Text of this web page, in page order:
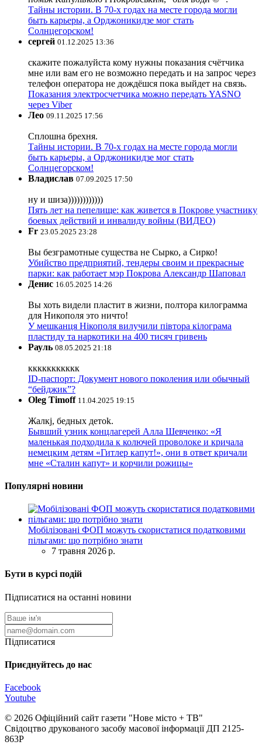
Тайны истории. В 70-х годах на месте города могли
быть карьеры, а Орджоникидзе мог стать
Солнцегорском!
сергей 01.12.2025 13:36
скажите пожалуйста кому нужны показания счётчика
мне или вам его не возможно передать и на запрос через
телефон оператора не дождёшся пока выйдет на связь.
Показания электросчетчика можно передать YASNO
через Viber
Лео 09.11.2025 17:56
Сплошна брехня.
Тайны истории. В 70-х годах на месте города могли
быть карьеры, а Орджоникидзе мог стать
Солнцегорском!
Владислав 07.09.2025 17:50
ну и шиза))))))))))))
Пять лет на пепелище: как живется в Покрове участнику
боевых действий и инвалиду войны (ВИДЕО)
Fr 23.05.2025 23:28
Вы безграмотные существа не Сырко, а Сирко!
Убийство предприятий, тендеры своим и прекрасные
парки: как работает мэр Покрова Александр Шаповал
Денис 16.05.2025 14:26
Вы хоть видели пластит в жизни, полтора килограмма
для Никополя это ничто!
У мешканця Нікополя вилучили півтора кілограма
пластиду та наркотики на 400 тисяч гривень
Рауль 08.05.2025 21:18
ккккккккккк
ID-паспорт: Документ нового поколения или обычный
“бейджик”?
Oleg Timoff 11.04.2025 19:15
Жалкj, бедных детok.
Бывший узник концлагерей Алла Шевченко: «Я
маленькая подходила к колючей проволоке и кричала
немецким детям «Гитлер капут!», они в ответ кричали
мне «Сталин капут» и корчили рожицы»
Популярні новини
Мобілізовані ФОП можуть скористатися податковими
пільгами: що потрібно знати
7 травня 2026 р.
Бути в курсі подій
Підписатися на останні новини
Підписатися
Приєднуйтесь до нас
Facebook
Youtube
© 2026 Офіційний сайт газети "Нове мiсто + ТВ"
Свідоцтво друкованого засобу масової інформації ДП 2125-
863Р